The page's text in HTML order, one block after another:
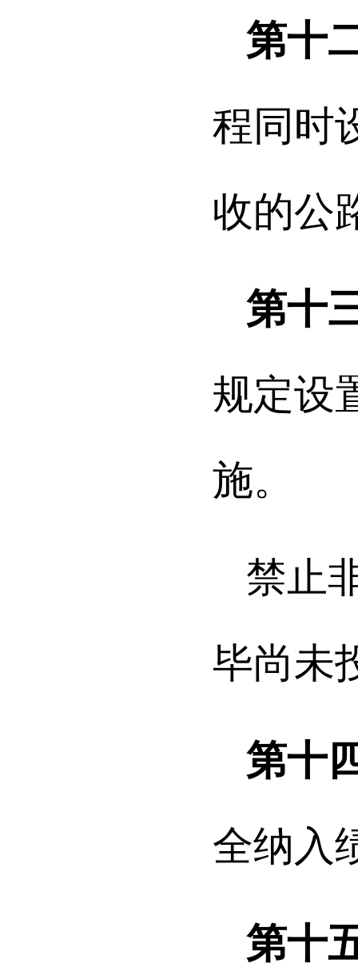
第十
程同时
收的公
第十
规定设
施。
禁止
毕尚未
第十
全纳入
第十